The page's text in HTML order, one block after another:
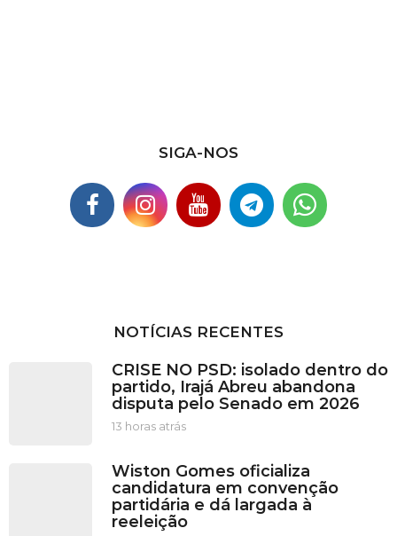
SIGA-NOS
NOTÍCIAS RECENTES
CRISE NO PSD: isolado dentro do
partido, Irajá Abreu abandona
disputa pelo Senado em 2026
13 horas atrás1
o
r
a
s
Wiston Gomes oficializa
candidatura em convenção
partidária e dá largada à
reeleição